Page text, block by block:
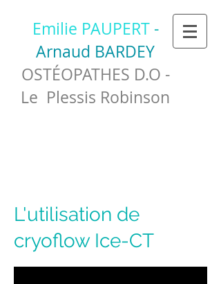
Emilie PAUPERT-
Arnaud BARDEY
OSTÉOPATHES D.O -
Le Plessis Robinson
L'utilisation de
cryoflow Ice-CT